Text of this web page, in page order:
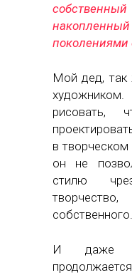
собственный
поколениями
Мой дед, так
рисовать,
в
он не
стилю
собственного.
И даже